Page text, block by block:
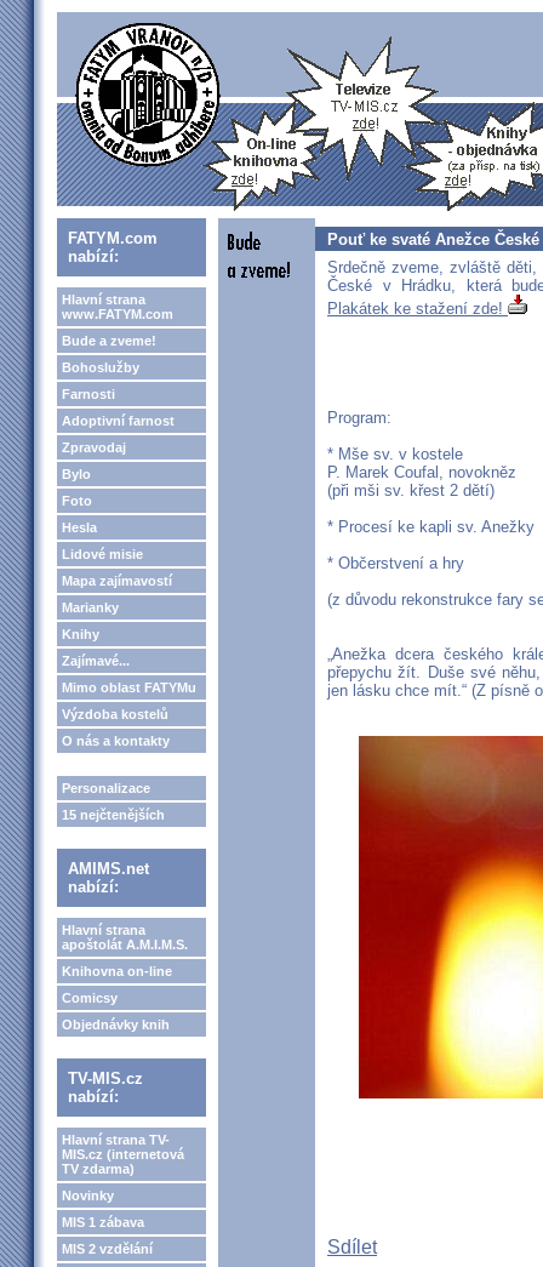
FATYM.com
nabízí:
Hlavní strana
www.FATYM.com
Bude a zveme!
Bohoslužby
Farnosti
Adoptivní farnost
Zpravodaj
Bylo
Foto
Hesla
Lidové misie
Mapa zajímavostí
Marianky
Knihy
Zajímavé...
Mimo oblast FATYMu
Výzdoba kostelů
O nás a kontakty
Personalizace
15 nejčtenějších
AMIMS.net
nabízí:
Hlavní strana
apoštolát A.M.I.M.S.
Knihovna on-line
Comicsy
Objednávky knih
TV-MIS.cz
nabízí:
Hlavní strana TV-
MIS.cz (internetová
TV zdarma)
Novinky
MIS 1 zábava
MIS 2 vzdělání
Pouť ke svaté Anežce
Srdečně zveme, zvláště
České v Hrádku, která
Plakátek ke stažení zde!
Program:
* Mše sv. v kostele
P. Marek Coufal, novokněz
(při mši sv. křest 2 dětí)
* Procesí ke kapli sv. Anežky
* Občerstvení a hry
(z důvodu rekonstrukce fary
„Anežka dcera českého
přepychu žít. Duše své
jen lásku chce mít.“ (Z písně
Sdílet